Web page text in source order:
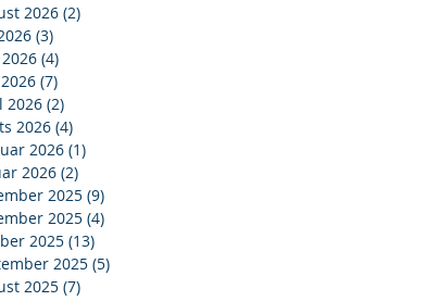
2026 (2)
(3)
(4)
(7)
2026 (2)
2026 (4)
2026 (1)
2026 (2)
2025 (9)
2025 (4)
2025 (13)
2025 (5)
2025 (7)